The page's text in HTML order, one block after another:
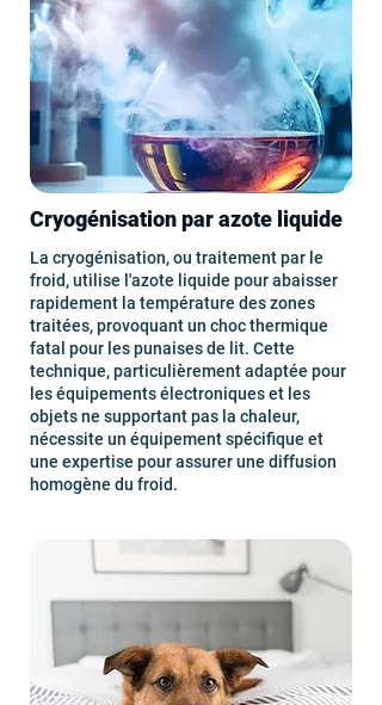
Cryogénisation par azote liquide
La cryogénisation, ou traitement par le
froid, utilise l'azote liquide pour abaisser
rapidement la température des zones
traitées, provoquant un choc thermique
fatal pour les punaises de lit. Cette
technique, particulièrement adaptée pour
les équipements électroniques et les
objets ne supportant pas la chaleur,
nécessite un équipement spécifique et
une expertise pour assurer une diffusion
homogène du froid.